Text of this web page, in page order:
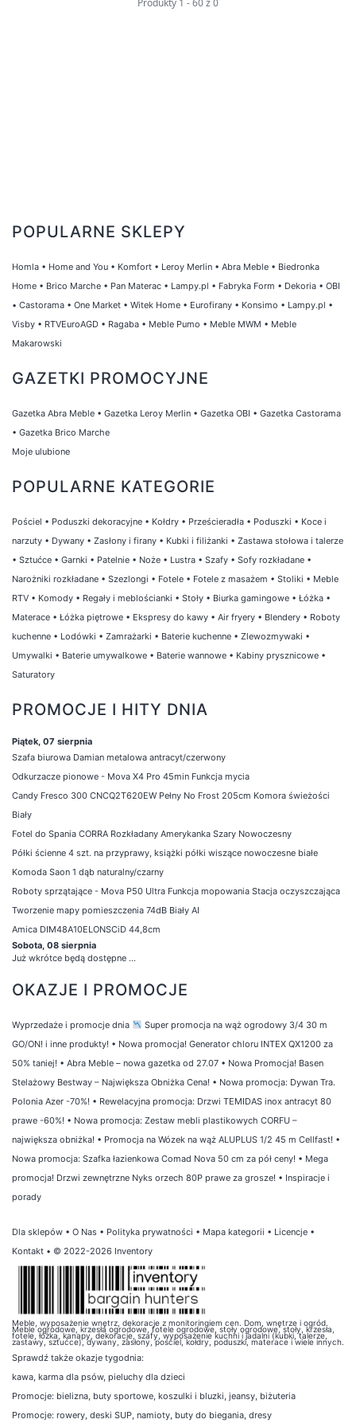
w kategorii Przechowywanie i znalezienia
porządek w Twoim domu, ogrodzie czy
biurze. Dzięki naszym produktom, będziesz
mógł cieszyć się uporządkowaną
przestrzenią, w której wszystko znajduje się
Produkty 1 -60z 0
POPULARNE SKLEPY
Homla • Home and You • Komfort • Leroy Merlin • Abra Meble • Biedronka
Home • Brico Marche • Pan Materac • Lampy.pl • Fabryka Form • Dekoria • OBI
• Castorama • One Market • Witek Home • Eurofirany • Konsimo • Lampy.pl •
Visby • RTVEuroAGD • Ragaba • Meble Pumo • Meble MWM • Meble
Makarowski
GAZETKI PROMOCYJNE
Gazetka Abra Meble • Gazetka Leroy Merlin • Gazetka OBI • Gazetka Castorama
• Gazetka Brico Marche
Moje ulubione
POPULARNE KATEGORIE
Pościel • Poduszki dekoracyjne • Kołdry • Prześcieradła • Poduszki • Koce i
narzuty • Dywany • Zasłony i firany • Kubki i filiżanki • Zastawa stołowa i talerze
• Sztućce • Garnki • Patelnie • Noże • Lustra • Szafy • Sofy rozkładane •
Narożniki rozkładane • Szezlongi • Fotele • Fotele z masażem • Stoliki • Meble
RTV • Komody • Regały i meblościanki • Stoły • Biurka gamingowe • Łóżka •
Materace • Łóżka piętrowe • Ekspresy do kawy • Air fryery • Blendery • Roboty
kuchenne • Lodówki • Zamrażarki • Baterie kuchenne • Zlewozmywaki •
Umywalki • Baterie umywalkowe • Baterie wannowe • Kabiny prysznicowe •
Saturatory
PROMOCJE I HITY DNIA
Piątek, 07 sierpnia
Szafa biurowa Damian metalowa antracyt/czerwony
Odkurzacze pionowe - Mova X4 Pro 45min Funkcja mycia
Candy Fresco 300 CNCQ2T620EW Pełny No Frost 205cm Komora świeżości
Biały
Fotel do Spania CORRA Rozkładany Amerykanka Szary Nowoczesny
Półki ścienne 4 szt. na przyprawy, książki półki wiszące nowoczesne białe
Komoda Saon 1 dąb naturalny/czarny
Roboty sprzątające - Mova P50 Ultra Funkcja mopowania Stacja oczyszczająca
Tworzenie mapy pomieszczenia 74dB Biały AI
Amica DIM48A10ELONSCiD 44,8cm
Sobota, 08 sierpnia
Już wkrótce będą dostępne ...
OKAZJE I PROMOCJE
Wyprzedaże i promocje dnia
Super promocja na wąż ogrodowy 3/4 30 m
GO/ON! i inne produkty! • Nowa promocja! Generator chloru INTEX QX1200 za
50% taniej! • Abra Meble – nowa gazetka od 27.07 • Nowa Promocja! Basen
Stelażowy Bestway – Największa Obniżka Cena! • Nowa promocja: Dywan Tra.
Polonia Azer -70%! • Rewelacyjna promocja: Drzwi TEMIDAS inox antracyt 80
prawe -60%! • Nowa promocja: Zestaw mebli plastikowych CORFU –
największa obniżka! • Promocja na Wózek na wąż ALUPLUS 1/2 45 m Cellfast! •
Nowa promocja: Szafka łazienkowa Comad Nova 50 cm za pół ceny! • Mega
promocja! Drzwi zewnętrzne Nyks orzech 80P prawe za grosze! • Inspiracje i
porady
Dla sklepów • O Nas • Polityka prywatności • Mapa kategorii • Licencje •
Kontakt • © 2022-2026 Inventory
Meble, wyposażenie wnętrz, dekoracje z monitoringiem cen. Dom, wnętrze i ogród.
Meble ogrodowe, krzesła ogrodowe, fotele ogrodowe, stoły ogrodowe, stoły, krzesła,
fotele, łóżka, kanapy, dekoracje, szafy, wyposażenie kuchni i jadalni (kubki, talerze,
zastawy, sztućce), dywany, zasłony, pościel, kołdry, poduszki, materace i wiele innych.
Sprawdź także okazje tygodnia:
kawa, karma dla psów, pieluchy dla dzieci
Promocje: bielizna, buty sportowe, koszulki i bluzki, jeansy, biżuteria
Promocje: rowery, deski SUP, namioty, buty do biegania, dresy